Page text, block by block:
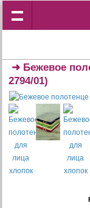
➜ Бежевое
2794/01)